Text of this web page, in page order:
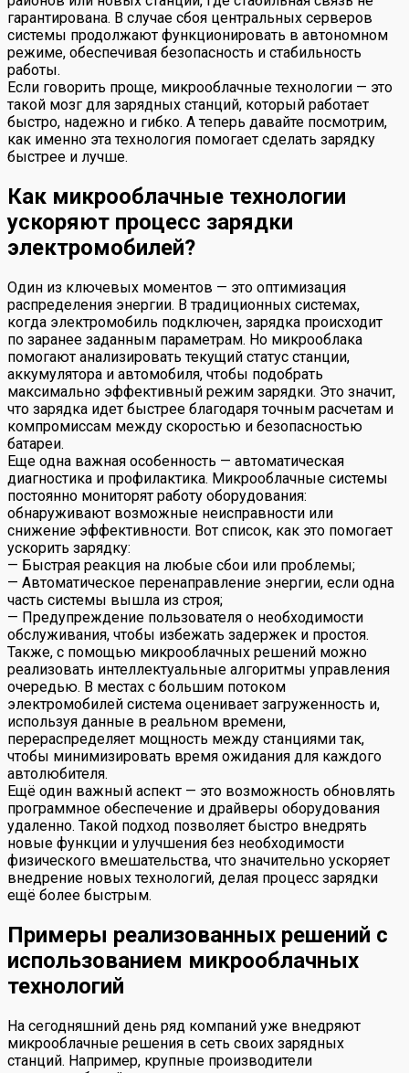
гарантирована. В случае сбоя центральных серверов
системы продолжают функционировать в автономном
режиме, обеспечивая безопасность и стабильность
работы.
Если говорить проще, микрооблачные технологии — это
такой мозг для зарядных станций, который работает
быстро, надежно и гибко. А теперь давайте посмотрим,
как именно эта технология помогает сделать зарядку
быстрее и лучше.
Как микрооблачные технологии
ускоряют процесс зарядки
электромобилей?
Один из ключевых моментов — это оптимизация
распределения энергии. В традиционных системах,
когда электромобиль подключен, зарядка происходит
по заранее заданным параметрам. Но микрооблака
помогают анализировать текущий статус станции,
аккумулятора и автомобиля, чтобы подобрать
максимально эффективный режим зарядки. Это значит,
что зарядка идет быстрее благодаря точным расчетам и
компромиссам между скоростью и безопасностью
батареи.
Еще одна важная особенность — автоматическая
диагностика и профилактика. Микрооблачные системы
постоянно мониторят работу оборудования:
обнаруживают возможные неисправности или
снижение эффективности. Вот список, как это помогает
ускорить зарядку:
— Быстрая реакция на любые сбои или проблемы;
— Автоматическое перенаправление энергии, если одна
часть системы вышла из строя;
— Предупреждение пользователя о необходимости
обслуживания, чтобы избежать задержек и простоя.
Также, с помощью микрооблачных решений можно
реализовать интеллектуальные алгоритмы управления
очередью. В местах с большим потоком
электромобилей система оценивает загруженность и,
используя данные в реальном времени,
перераспределяет мощность между станциями так,
чтобы минимизировать время ожидания для каждого
автолюбителя.
Ещё один важный аспект — это возможность обновлять
программное обеспечение и драйверы оборудования
удаленно. Такой подход позволяет быстро внедрять
новые функции и улучшения без необходимости
физического вмешательства, что значительно ускоряет
внедрение новых технологий, делая процесс зарядки
ещё более быстрым.
Примеры реализованных решений с
использованием микрооблачных
технологий
На сегодняшний день ряд компаний уже внедряют
микрооблачные решения в сеть своих зарядных
станций. Например, крупные производители